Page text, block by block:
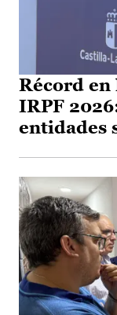
Récord
IRPF
entidades